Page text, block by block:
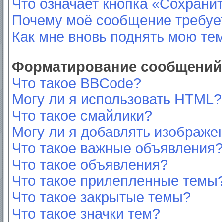
Что означает кнопка
Почему моё сообщение
Как мне вновь поднять мою
Форматирование
Что такое BBCode?
Могу ли я использовать HTML?
Что такое смайлики?
Могу ли я добавлять
Что такое важные
Что такое объявления?
Что такое прилепленные
Что такое закрытые темы?
Что такое значки тем?